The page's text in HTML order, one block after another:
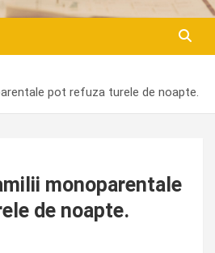
pot refuza turele de noapte.
monoparentale
de noapte.